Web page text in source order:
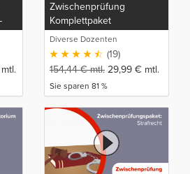
mtl.
Zwischenprüfung
Komplettpaket
Diverse Dozenten
(19)
154,44€mtl. 29,99 € mtl.
Sie sparen 81 %